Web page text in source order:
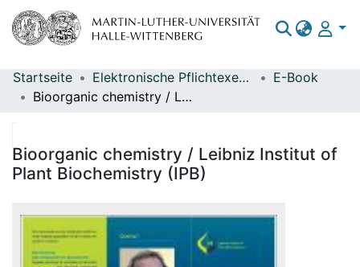
Bereiche & Sammlungen
Statistiken
Startseite Elektronische Pflichtexemplare
E-Book
Bioorganic chemistry / Leibniz Institut of Plant Biochemistry (IPB)
Bioorganic chemistry / Leibniz Institut of
Plant Biochemistry (IPB)